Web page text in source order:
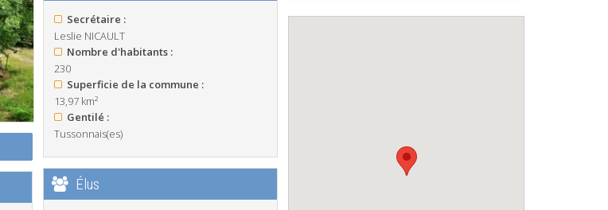
Secrétaire :
Leslie NICAULT
Nombre d'habitants :
230
Superficie de la commune :
13,97 km²
Gentilé :
Tussonnais(es)
Élus